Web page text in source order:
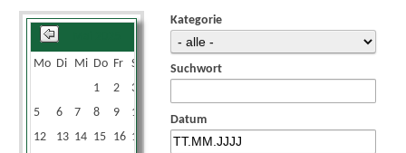
Mo Di Mi Do Fr Sa
1
2 3
5
6 7 8 9 10
12
13 14 15 16 17
Kategorie
Suchwort
Datum